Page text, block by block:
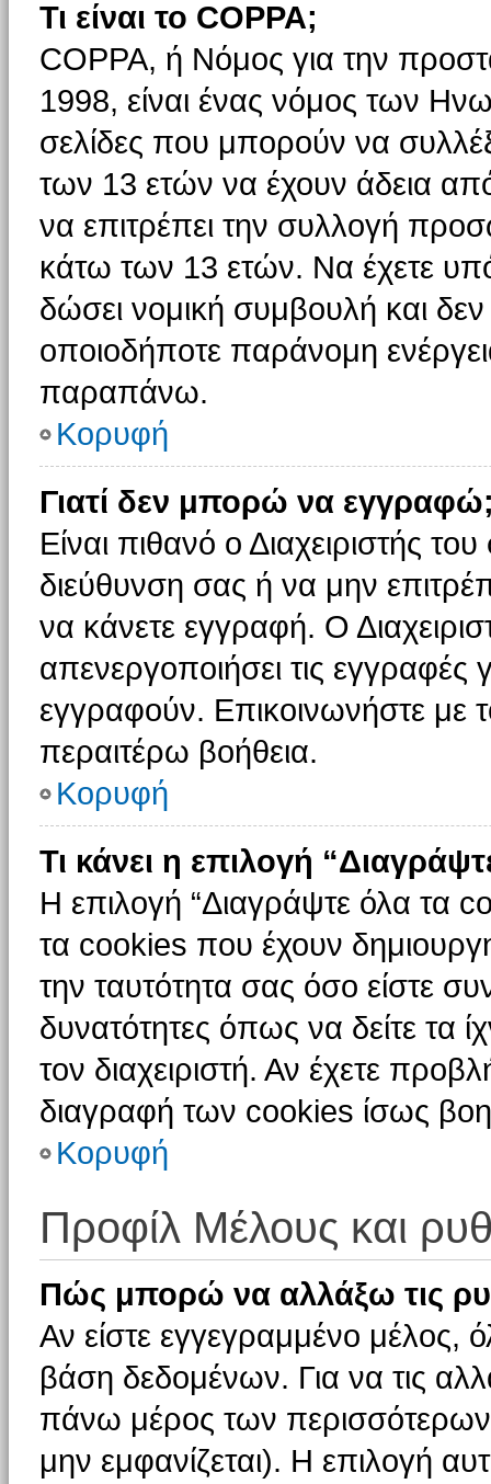
Τι είναι το COPPA;
COPPA, ή Νόμος για την
1998, είναι ένας νόμος των
σελίδες που μπορούν να
των 13 ετών να έχουν άδεια
να επιτρέπει την συλλογή
κάτω των 13 ετών. Να έχετε
δώσει νομική συμβουλή και δεν
οποιοδήποτε παράνομη
παραπάνω.
Κορυφή
Γιατί δεν μπορώ να
Είναι πιθανό ο Διαχειριστής
διεύθυνση σας ή να μην
να κάνετε εγγραφή. Ο
απενεργοποιήσει τις εγγραφές
εγγραφούν. Επικοινωνήστε με
περαιτέρω βοήθεια.
Κορυφή
Τι κάνει η επιλογή
Η επιλογή “Διαγράψτε όλα τα
τα cookies που έχουν
την ταυτότητα σας όσο είστε
δυνατότητες όπως να δείτε τα
τον διαχειριστή. Αν έχετε
διαγραφή των cookies ίσως
Κορυφή
Προφίλ Μέλους και
Πώς μπορώ να αλλάξω τις
Αν είστε εγγεγραμμένο μέλος,
βάση δεδομένων. Για να τις
πάνω μέρος των περισσότερων
μην εμφανίζεται). Η επιλογή